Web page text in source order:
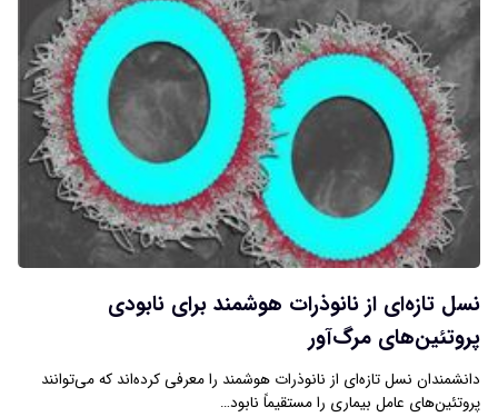
نسل تازه‌ای از نانوذرات هوشمند برای نابودی
پروتئین‌های مرگ‌آور
دانشمندان نسل تازه‌ای از نانوذرات هوشمند را معرفی کرده‌اند که می‌توانند
پروتئین‌های عامل بیماری را مستقیماً نابود…